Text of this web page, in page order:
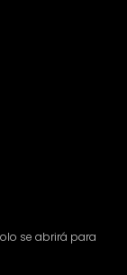
se abrirá para